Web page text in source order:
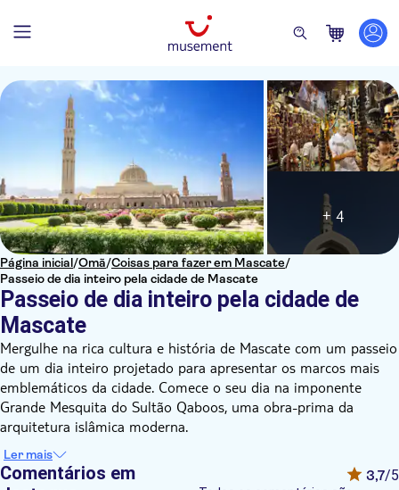
Página inicial/Omã/Coisas para fazer em Mascate/
Passeio de dia inteiro pela cidade de Mascate
Passeio de dia inteiro pela cidade de
Mascate
+ 4
Mergulhe na rica cultura e história de Mascate com um passeio
de um dia inteiro projetado para apresentar os marcos mais
emblemáticos da cidade. Comece o seu dia na imponente
Grande Mesquita do Sultão Qaboos, uma obra-prima da
arquitetura islâmica moderna.
Continue até a elegante Royal Opera House, que reflete o
compromisso de Omã com as artes e a cultura. Passeie pela
movimentada Corniche de Mutrah, explore o tradicional
Ler mais
Comentários em
3,7/5